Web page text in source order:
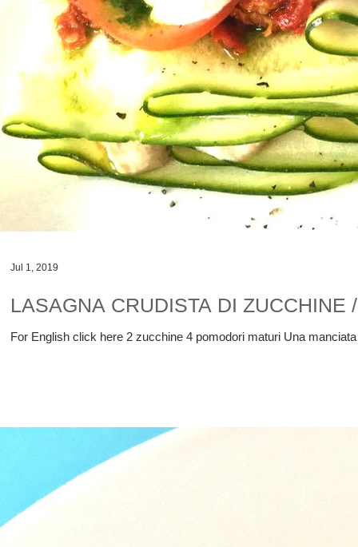
LASAGNA CRUDISTA DI ZUCCHINE
For English click here 2 zucchine 4 pomodori maturi Una
Jul 1, 2019